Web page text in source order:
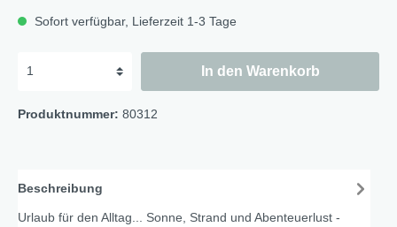
Sofort verfügbar, Lieferzeit 1-3 Tage
In den Warenkorb
Produktnummer: 80312
Beschreibung
Urlaub für den Alltag... Sonne, Strand und Abenteuerlust -